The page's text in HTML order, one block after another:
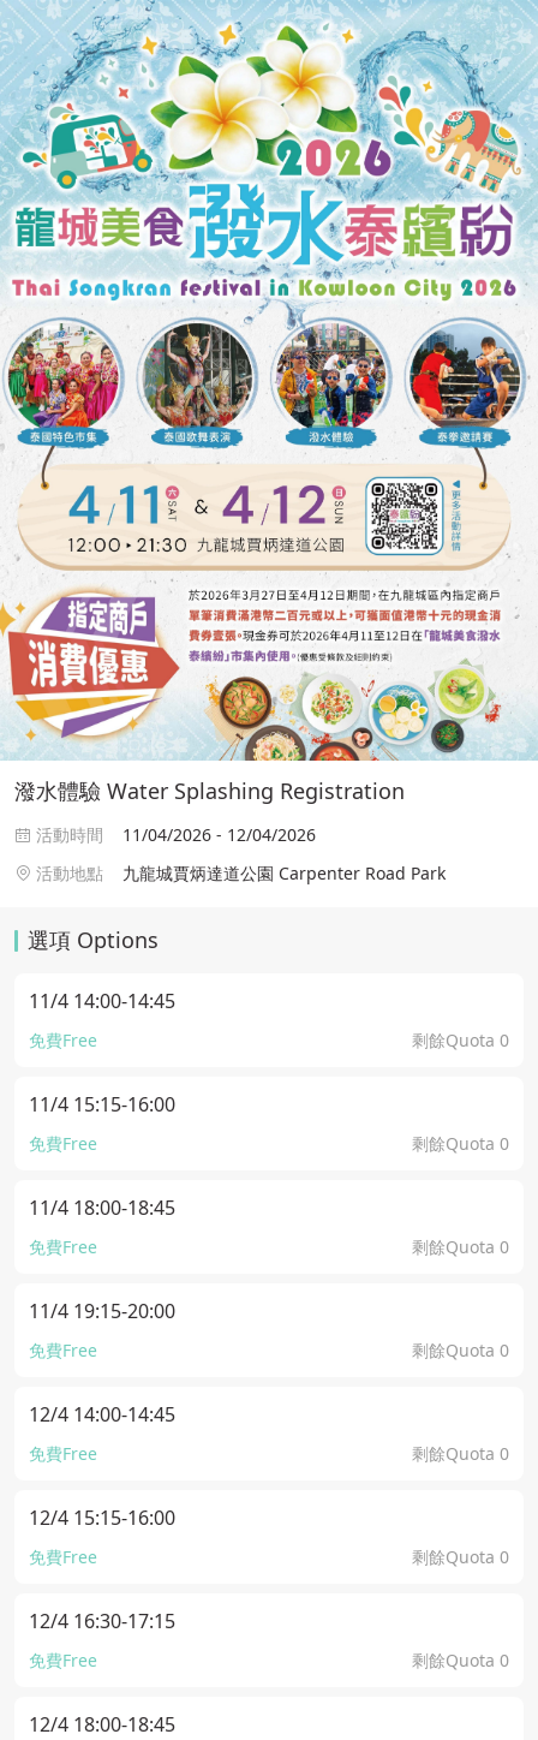
潑水體驗 Water Splashing Registration
活動時間
11/04/2026 - 12/04/2026
活動地點
九龍城賈炳達道公園 Carpenter Road Park
選項 Options
11/4 14:00-14:45
免費Free 剩餘Quota 0
11/4 15:15-16:00
免費Free 剩餘Quota 0
11/4 18:00-18:45
免費Free 剩餘Quota 0
11/4 19:15-20:00
免費Free 剩餘Quota 0
12/4 14:00-14:45
免費Free 剩餘Quota 0
12/4 15:15-16:00
免費Free 剩餘Quota 0
12/4 16:30-17:15
免費Free 剩餘Quota 0
12/4 18:00-18:45